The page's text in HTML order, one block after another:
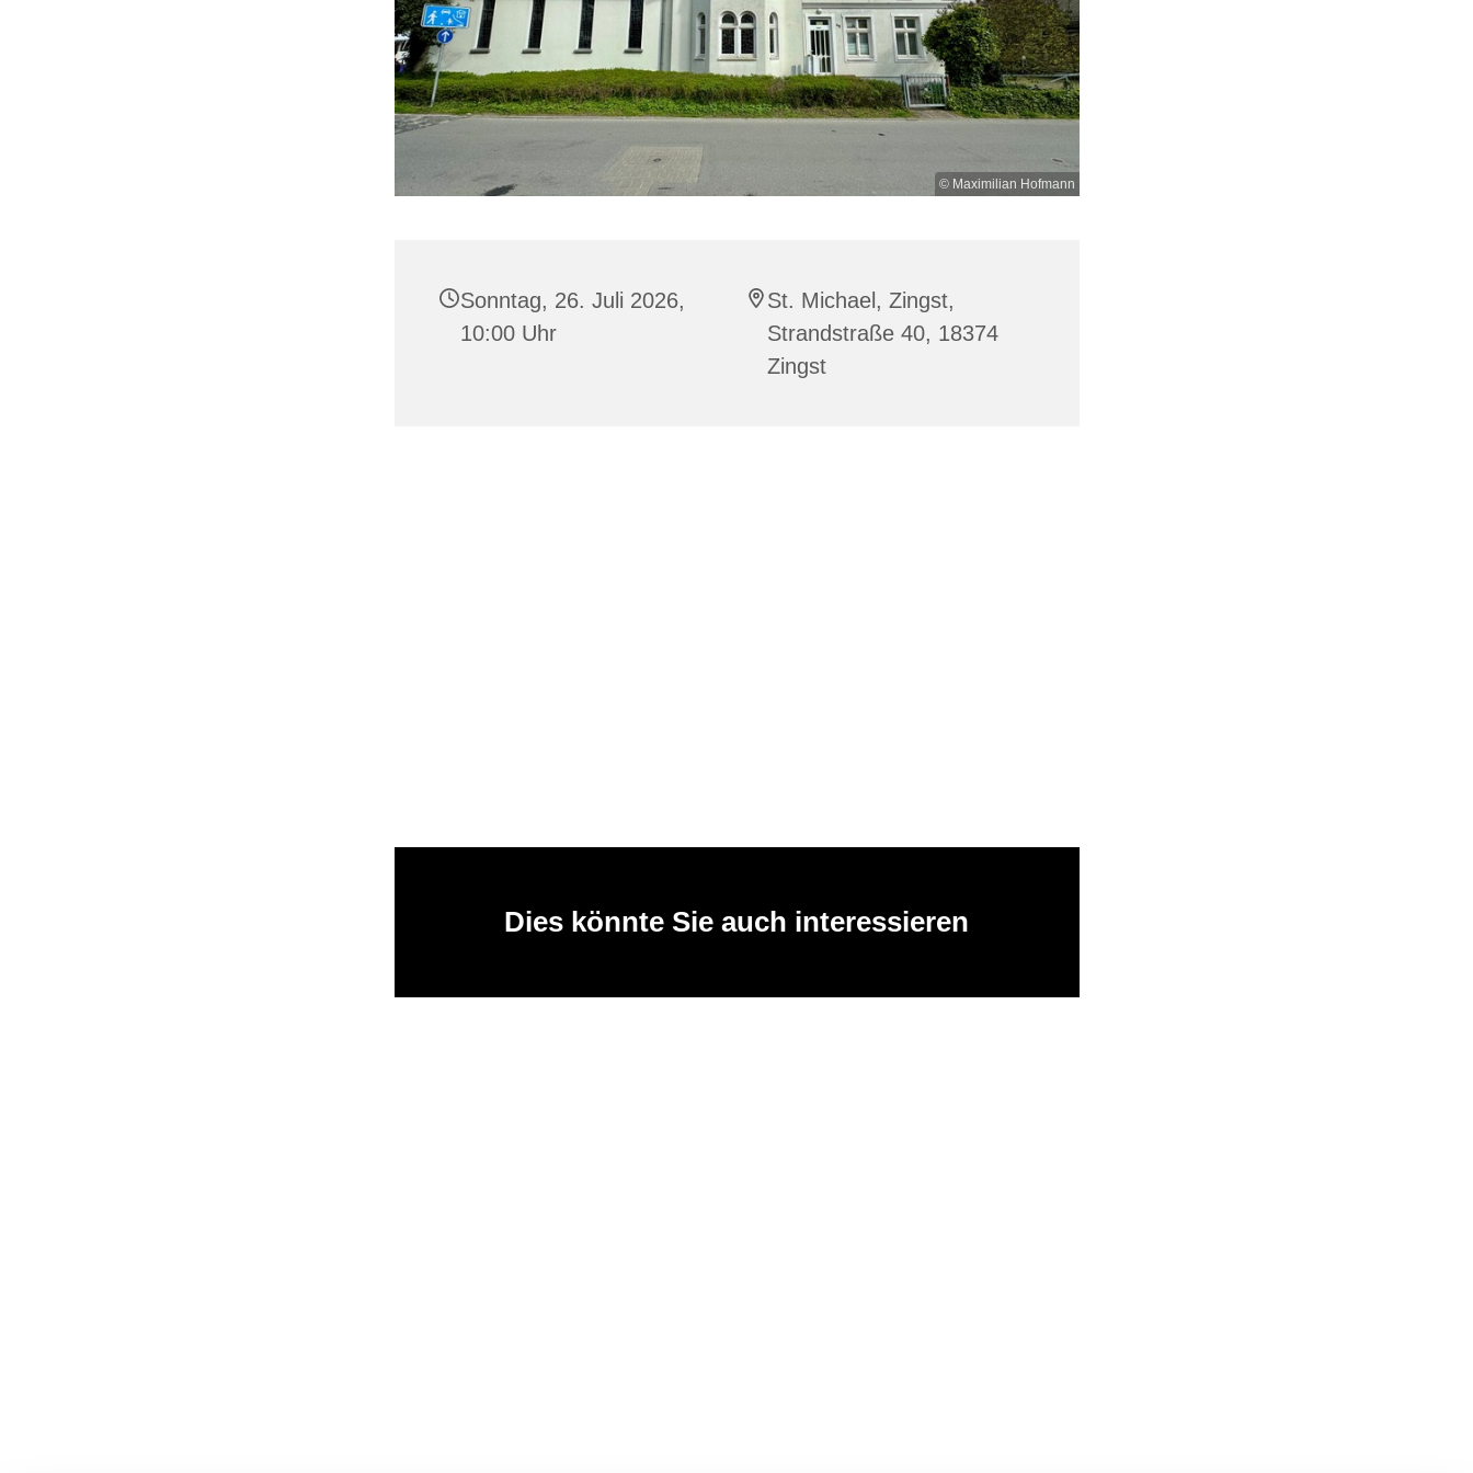
© Maximilian Hofmann
Sonntag, 26. Juli 2026,
10:00 Uhr
St. Michael, Zingst,
Strandstraße 40, 18374
Zingst
Dies könnte Sie auch interessieren